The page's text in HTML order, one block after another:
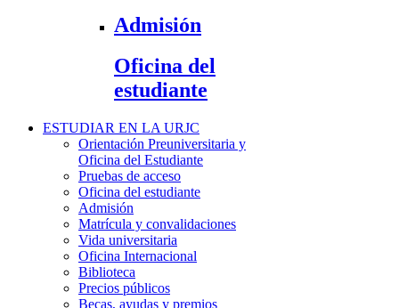
Admisión
Oficina del
estudiante
ESTUDIAR EN LA URJC
Orientación Preuniversitaria y
Oficina del Estudiante
Pruebas de acceso
Oficina del estudiante
Admisión
Matrícula y convalidaciones
Vida universitaria
Oficina Internacional
Biblioteca
Precios públicos
Becas, ayudas y premios